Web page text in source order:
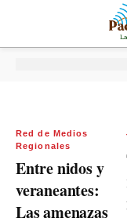
Red de Medios
Regionales
Entre nidos y
veraneantes:
Las amenazas